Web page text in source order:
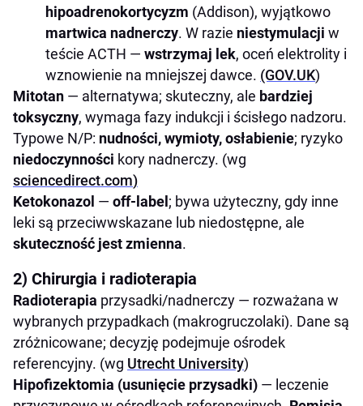
hipoadrenokortycyzm (Addison), wyjątkowo
martwica nadnerczy. W razie niestymulacji w
teście ACTH — wstrzymaj lek, oceń elektrolity i
wznowienie na mniejszej dawce. (GOV.UK)
Mitotan — alternatywa; skuteczny, ale bardziej
toksyczny, wymaga fazy indukcji i ścisłego nadzoru.
Typowe N/P: nudności, wymioty, osłabienie; ryzyko
niedoczynności kory nadnerczy. (wg
sciencedirect.com)
Ketokonazol — off-label; bywa użyteczny, gdy inne
leki są przeciwwskazane lub niedostępne, ale
skuteczność jest zmienna.
2) Chirurgia i radioterapia
Radioterapia przysadki/nadnerczy — rozważana w
wybranych przypadkach (makrogruczolaki). Dane są
zróżnicowane; decyzję podejmuje ośrodek
referencyjny. (wg Utrecht University)
Hipofizektomia (usunięcie przysadki) — leczenie